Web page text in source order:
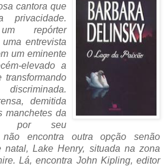
cantora que
privacidade.
repórter
entrevista
um eminente
elevado a
demitida
manchetes da
a por seu
não encontra outra opção senão
natal, Lake Henry, situada na zona
Lá, encontra John Kipling, editor